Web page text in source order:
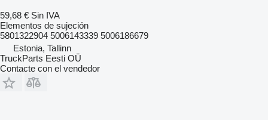
59,68 € Sin IVA
Elementos de sujeción
5801322904 5006143339 5006186679
Estonia, Tallinn
TruckParts Eesti OÜ
Contacte con el vendedor